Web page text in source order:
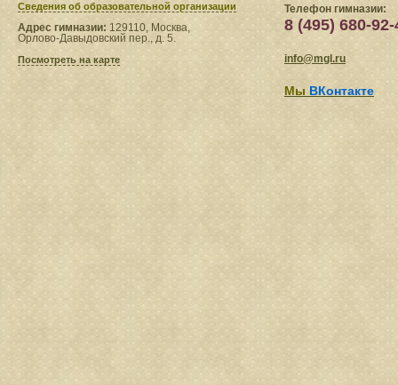
Сведения​ об образовательной организации
Адрес гимназии: 129110, Москва,
Орлово-Давыдовский пер., д. 5.
Посмотреть на карте
Телефон гимназии:
8 (495) 680-92-
info@mgl.ru
Мы ВКонтакте